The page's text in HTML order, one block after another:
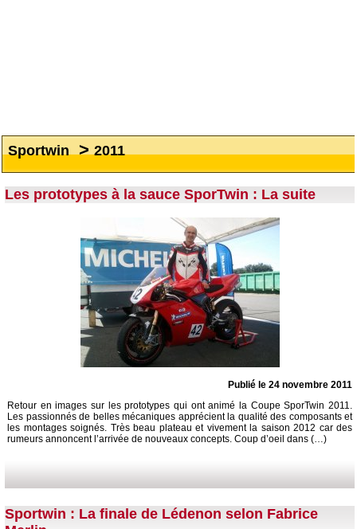
Sportwin>2011
Les prototypes à la sauce SporTwin : La suite
Publié le 24 novembre 2011
Retour en images sur les prototypes qui ont animé la Coupe SporTwin 2011.
Les passionnés de belles mécaniques apprécient la qualité des composants et
les montages soignés. Très beau plateau et vivement la saison 2012 car des
rumeurs annoncent l’arrivée de nouveaux concepts. Coup d’oeil dans (…)
Sportwin : La finale de Lédenon selon Fabrice